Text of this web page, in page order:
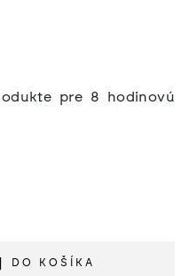
pre 8 hodinovú
DO KOŠÍKA